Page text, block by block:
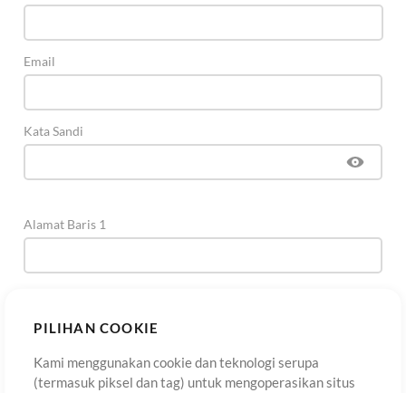
PILIHAN COOKIE
Kami menggunakan cookie dan teknologi serupa
(termasuk piksel dan tag) untuk mengoperasikan situs
Email
Kata Sandi
Alamat Baris 1
Kota